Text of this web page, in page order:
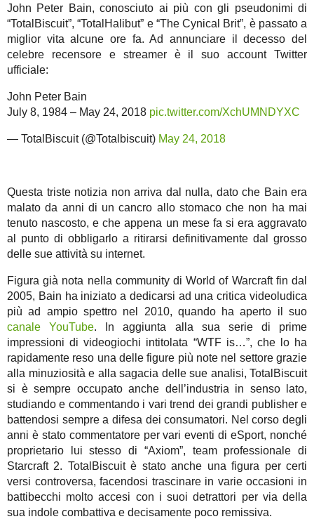
John Peter Bain, conosciuto ai più con gli pseudonimi di
“TotalBiscuit”, “TotalHalibut” e “The Cynical Brit”, è passato a
miglior vita alcune ore fa. Ad annunciare il decesso del
celebre recensore e streamer è il suo account Twitter
ufficiale:
John Peter Bain
July 8, 1984 – May 24, 2018 pic.twitter.com/XchUMNDYXC
— TotalBiscuit (@Totalbiscuit) May 24, 2018
Questa triste notizia non arriva dal nulla, dato che Bain era
malato da anni di un cancro allo stomaco che non ha mai
tenuto nascosto, e che appena un mese fa si era aggravato
al punto di obbligarlo a ritirarsi definitivamente dal grosso
delle sue attività su internet.
Figura già nota nella community di World of Warcraft fin dal
2005, Bain ha iniziato a dedicarsi ad una critica videoludica
più ad ampio spettro nel 2010, quando ha aperto il suo
canale YouTube. In aggiunta alla sua serie di prime
impressioni di videogiochi intitolata “WTF is…”, che lo ha
rapidamente reso una delle figure più note nel settore grazie
alla minuziosità e alla sagacia delle sue analisi, TotalBiscuit
si è sempre occupato anche dell’industria in senso lato,
studiando e commentando i vari trend dei grandi publisher e
battendosi sempre a difesa dei consumatori. Nel corso degli
anni è stato commentatore per vari eventi di eSport, nonché
proprietario lui stesso di “Axiom”, team professionale di
Starcraft 2. TotalBiscuit è stato anche una figura per certi
versi controversa, facendosi trascinare in varie occasioni in
battibecchi molto accesi con i suoi detrattori per via della
sua indole combattiva e decisamente poco remissiva.